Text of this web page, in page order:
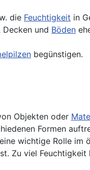
die Feuchtigkeit in
und Böden
begünstigen.
Objekten oder
Formen
wichtige Rolle im
Zu viel Feuchtigkeit